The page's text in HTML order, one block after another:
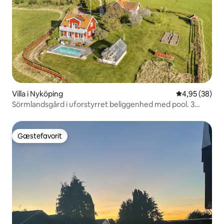
Villa i Nyköping 4,95 ud af 5 i
4,95 (38)
Sörmlandsgård i uforstyrret beliggenhed med pool. 3
Gæstefavorit
Gæstefavorit